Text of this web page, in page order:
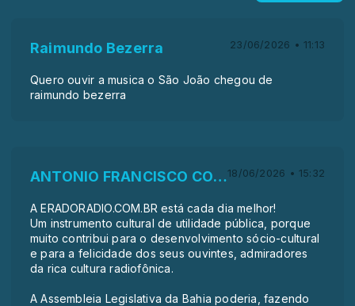
Raimundo Bezerra 23/06/2026 • 11:13
Quero ouvir a musica o São João chegou de
raimundo bezerra
ANTONIO FRANCISCO COSTA18/06/2026 • 15:32
A ERADORADIO.COM.BR está cada dia melhor!
Um instrumento cultural de utilidade pública, porque
muito contribui para o desenvolvimento sócio-cultural
e para a felicidade dos seus ouvintes, admiradores
da rica cultura radiofônica.
A Assembleia Legislativa da Bahia poderia, fazendo